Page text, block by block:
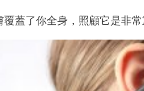
覆蓋了你全身，照顧它是非